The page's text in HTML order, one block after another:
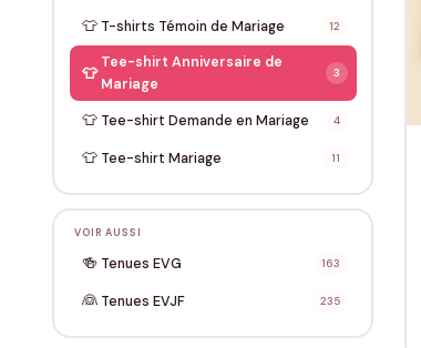
👕 T-shirts Témoin de Mariage 12
👕
Tee-shirt Anniversaire de
Mariage
3
👕 Tee-shirt Demande en Mariage 4
👕 Tee-shirt Mariage 11
VOIR AUSSI
🍻 Tenues EVG 163
👰 Tenues EVJF 235